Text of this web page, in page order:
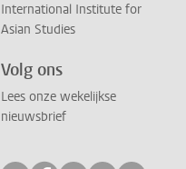
International Institute for
Asian Studies
Volg ons
Lees onze wekelijkse
nieuwsbrief